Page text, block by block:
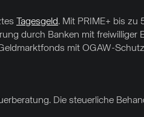
Tagesgeld. Mit PRIME+ bis
durch Banken mit
mit OGAW-
Die steuerliche